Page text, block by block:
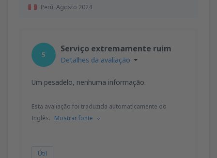
Perú, Agosto 2024
5
Serviço extremamente ruim
Detalhes da avaliação
Um pesadelo, nenhuma informação.
Esta avaliação foi traduzida automaticamente do
Inglês. Mostrar fonte
Útil